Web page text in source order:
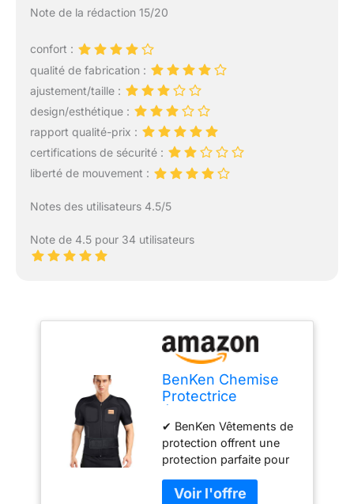
Note de la rédaction 15/20
confort :
qualité de fabrication :
ajustement/taille :
design/esthétique :
rapport qualité-prix :
certifications de sécurité :
liberté de mouvement :
Notes des utilisateurs 4.5/5
Note de 4.5 pour 34 utilisateurs
BenKen Chemise
Protectrice
Protection pour Ski
Snowboard Moto
Enduro, Veste de
Protection Réglable
Homme
✔ BenKen Vêtements de
protection offrent une
protection parfaite pour
vertébrale, les épaules et